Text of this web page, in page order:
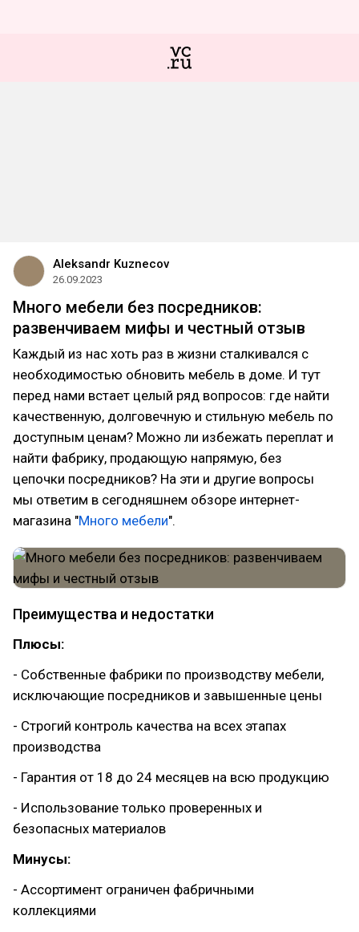
Aleksandr Kuznecov
26.09.2023
Много мебели без посредников:
развенчиваем мифы и честный отзыв
Каждый из нас хоть раз в жизни сталкивался с
необходимостью обновить мебель в доме. И тут
перед нами встает целый ряд вопросов: где найти
качественную, долговечную и стильную мебель по
доступным ценам? Можно ли избежать переплат и
найти фабрику, продающую напрямую, без
цепочки посредников? На эти и другие вопросы
мы ответим в сегодняшнем обзоре интернет-
магазина "Много мебели".
Преимущества и недостатки
Плюсы:
- Собственные фабрики по производству мебели,
исключающие посредников и завышенные цены
- Строгий контроль качества на всех этапах
производства
- Гарантия от 18 до 24 месяцев на всю продукцию
- Использование только проверенных и
безопасных материалов
Минусы:
- Ассортимент ограничен фабричными
коллекциями